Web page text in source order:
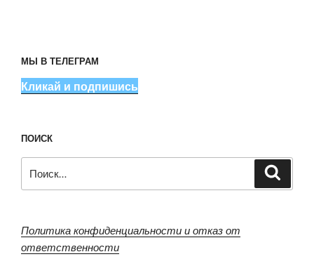
МЫ В ТЕЛЕГРАМ
Кликай и подпишись
ПОИСК
Политика конфиденциальности и отказ от
ответственности